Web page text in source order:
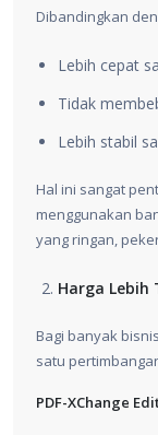
Dibandingkan
Lebih cepat
Tidak
Lebih stabil
Hal ini sangat
menggunakan
yang ringan,
Harga Lebih
Bagi banyak
satu
PDF-XChange